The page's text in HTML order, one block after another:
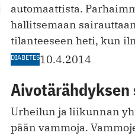
automaattista.
hallitsemaan
tilanteeseen heti, kun
DIABETES10.4.2014
Urheilun ja liikunnan
pään vammoja.